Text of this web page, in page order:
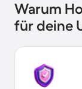
Warum
für deine